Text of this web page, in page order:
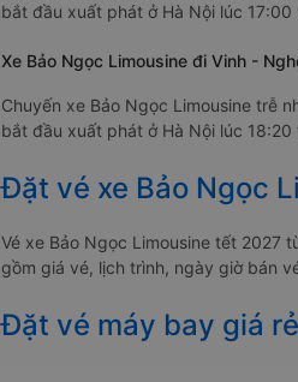
bắt đầu xuất phát ở Hà Nội lúc 17:00
Xe Bảo Ngọc Limousine đi Vinh -
Chuyến xe Bảo Ngọc Limousine trễ
bắt đầu xuất phát ở Hà Nội lúc
Đặt vé xe Bảo Ngọc
Vé xe Bảo Ngọc Limousine tết 2027
gồm giá vé, lịch trình, ngày giờ bán
Đặt vé máy bay giá